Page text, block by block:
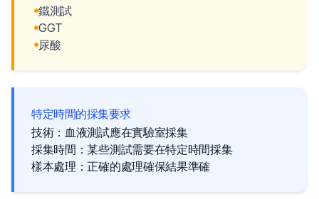
鐵測試
GGT
尿酸
特定時間的採集要求
技術：血液測試應在實驗室採集
採集時間：某些測試需要在特定時間採集
樣本處理：正確的處理確保結果準確